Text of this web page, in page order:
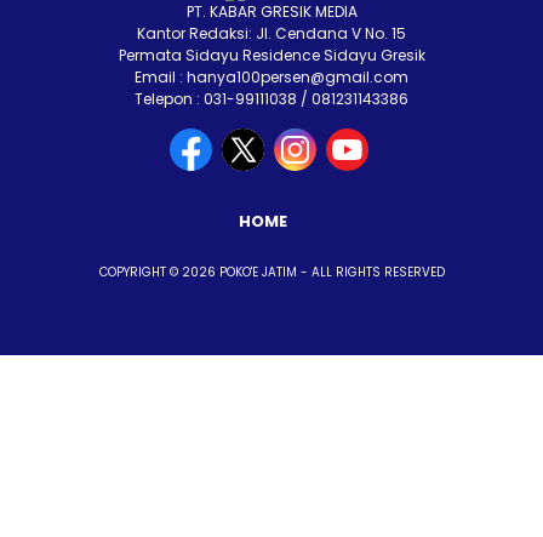
PT. KABAR GRESIK MEDIA
Kantor Redaksi: Jl. Cendana V No. 15
Permata Sidayu Residence Sidayu Gresik
Email : hanya100persen@gmail.com
Telepon : 031-99111038 / 081231143386
HOME
COPYRIGHT © 2026 POKO'E JATIM - ALL RIGHTS RESERVED